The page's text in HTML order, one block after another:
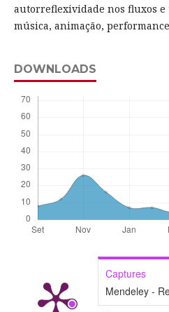
autorreflexividade nos fluxos
música, animação,
DOWNLOADS
Captures
Mendeley -